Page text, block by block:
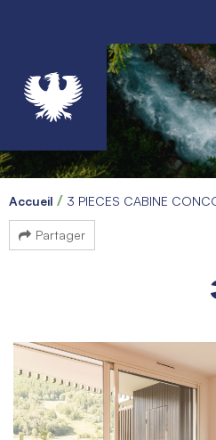
Accueil 3 PIECES CABINE
Partager